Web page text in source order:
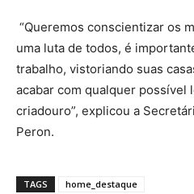
“Queremos conscientizar os
uma luta de todos, é
trabalho, vistoriando suas
acabar com qualquer possível
criadouro”, explicou a
Peron.
TAGS home_destaque